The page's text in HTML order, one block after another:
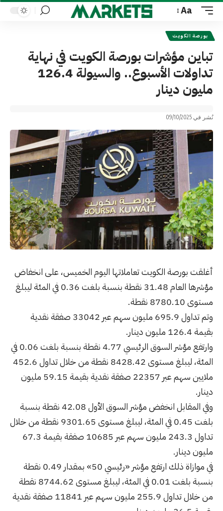
Font
Resizer
Aa
بورصة الكويت
تباين مؤشرات بورصة الكويت في نهاية
تداولات الأسبوع.. والسيولة 126.4
مليون دينار
نُشر في 09/10/2025
أغلقت بورصة الكويت تعاملاتها اليوم الخميس، على انخفاض
مؤشرها العام 31.48 نقطة بنسبة بلغت 0.36 في المئة ليبلغ
مستوى 8780.10 نقطة.
وتم تداول 695.9 مليون سهم عبر 33042 صفقة نقدية
بقيمة 126.4 مليون دينار.
وارتفع مؤشر السوق الرئيسي 4.77 نقطة بنسبة بلغت 0.06 في
المئة، ليبلغ مستوى 8428.42 نقطة من خلال تداول 452.6
ملايين سهم عبر 22357 صفقة نقدية بقيمة 59.15 مليون
دينار.
وفي المقابل انخفض مؤشر السوق الأول 42.08 نقطة بنسبة
بلغت 0.45 في المئة، ليبلغ مستوى 9301.65 نقطة من خلال
تداول 243.3 مليون سهم عبر 10685 صفقة بقيمة 67.3
مليون دينار.
في موازاة ذلك ارتفع مؤشر «رئيسي 50» بمقدار 0.49 نقطة
بنسبة بلغت 0.01 في المئة، ليبلغ مستوى 8744.62 نقطة
من خلال تداول 255.9 مليون سهم عبر 11841 صفقة نقدية